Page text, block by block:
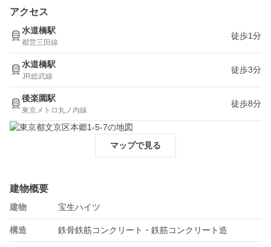
アクセス
水道橋駅
都営三田線
徒歩1分
水道橋駅
JR総武線
徒歩3分
後楽園駅
東京メトロ丸ノ内線
徒歩8分
マップで見る
建物概要
建物 宝生ハイツ
構造 鉄骨鉄筋コンクリート・鉄筋コンクリート造